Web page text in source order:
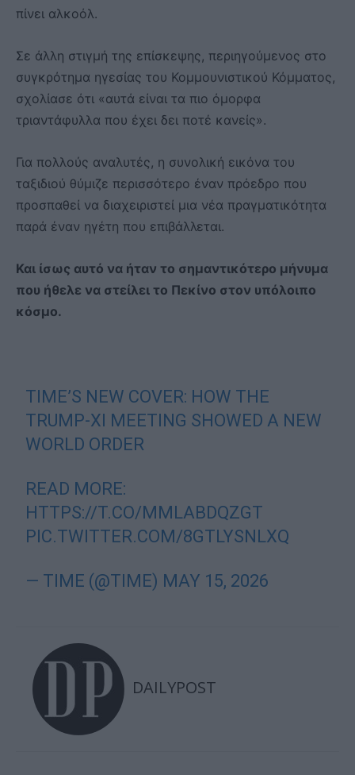
πίνει αλκοόλ.
Σε άλλη στιγμή της επίσκεψης, περιηγούμενος στο
συγκρότημα ηγεσίας του Κομμουνιστικού Κόμματος,
σχολίασε ότι «αυτά είναι τα πιο όμορφα
τριαντάφυλλα που έχει δει ποτέ κανείς».
Για πολλούς αναλυτές, η συνολική εικόνα του
ταξιδιού θύμιζε περισσότερο έναν πρόεδρο που
προσπαθεί να διαχειριστεί μια νέα πραγματικότητα
παρά έναν ηγέτη που επιβάλλεται.
Και ίσως αυτό να ήταν το σημαντικότερο μήνυμα
που ήθελε να στείλει το Πεκίνο στον υπόλοιπο
κόσμο.
TIME’S NEW COVER: HOW THE
TRUMP-XI MEETING SHOWED A NEW
WORLD ORDER
READ MORE:
HTTPS://T.CO/MMLABDQZGT
PIC.TWITTER.COM/8GTLYSNLXQ
— TIME (@TIME) MAY 15, 2026
DAILYPOST